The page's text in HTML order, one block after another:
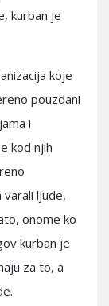
kurban je
koje
pouzdani
i
kod njih
ljude,
onome ko
kurban je
za to, a